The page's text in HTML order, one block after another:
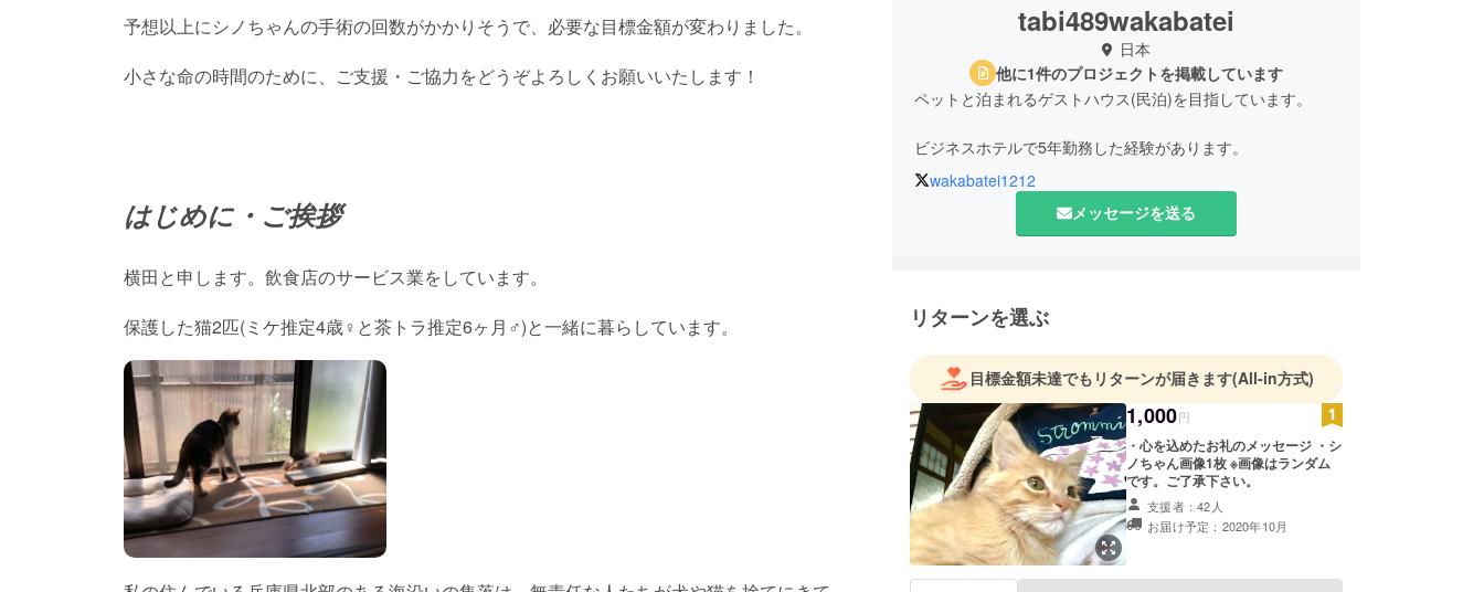
予想以上にシノちゃんの手術の回数がかかりそうで、必要な目標金額が変わりました。
小さな命の時間のために、 ご支援・ご協力をどうぞよろしくお願いいたします！
はじめに・ご挨拶
横田と申します。飲食店のサービス業をしています。
保護した猫2匹(ミケ推定4歳♀と茶トラ推定6ヶ月♂)と一緒に暮らしています。
tabi489wakabatei
日本
他に1件のプロジェクトを掲載しています
ペットと泊まれるゲストハウス(民泊)を目指しています。
ビジネスホテルで5年勤務した経験があります。
ウニちゃん(ミケ4才)とシノちゃん(茶トラ1才)の元保護猫2匹
wakabatei1212
メッセージを送る
リターンを選ぶ
目標金額未達でもリターンが届きます(All-in方式)
1,000円
・心を込めたお礼のメッセージ ・シ
ノちゃん画像1枚 ※画像はランダム
です。ご了承下さい。
支援者：42人
お届け予定：2020年10月